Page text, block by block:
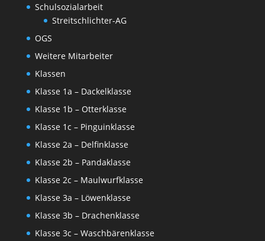
Schulsozialarbeit
Streitschlichter-AG
OGS
Weitere Mitarbeiter
Klassen
Klasse 1a – Dackelklasse
Klasse 1b – Otterklasse
Klasse 1c – Pinguinklasse
Klasse 2a – Delfinklasse
Klasse 2b – Pandaklasse
Klasse 2c – Maulwurfklasse
Klasse 3a – Löwenklasse
Klasse 3b – Drachenklasse
Klasse 3c – Waschbärenklasse